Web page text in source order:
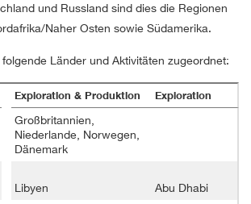
und Russland sind dies die Regionen
Naher Osten sowie Südamerika.
Länder und Aktivitäten zugeordnet:
Exploration & Produktion
Exploration
Großbritannien,
Niederlande, Norwegen,
Dänemark
Libyen
Abu Dhabi